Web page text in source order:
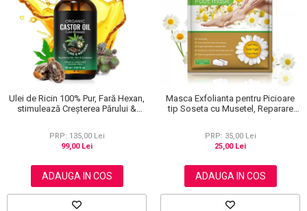
Ulei de Ricin 100% Pur, Fară Hexan,
stimulează Creșterea Părului &
PRP: 135,00 Lei
99,00 Lei
ADAUGA IN COS
Masca Exfolianta pentru Picioare
tip Soseta cu Musetel, Reparare
PRP: 35,00 Lei
25,00 Lei
ADAUGA IN COS